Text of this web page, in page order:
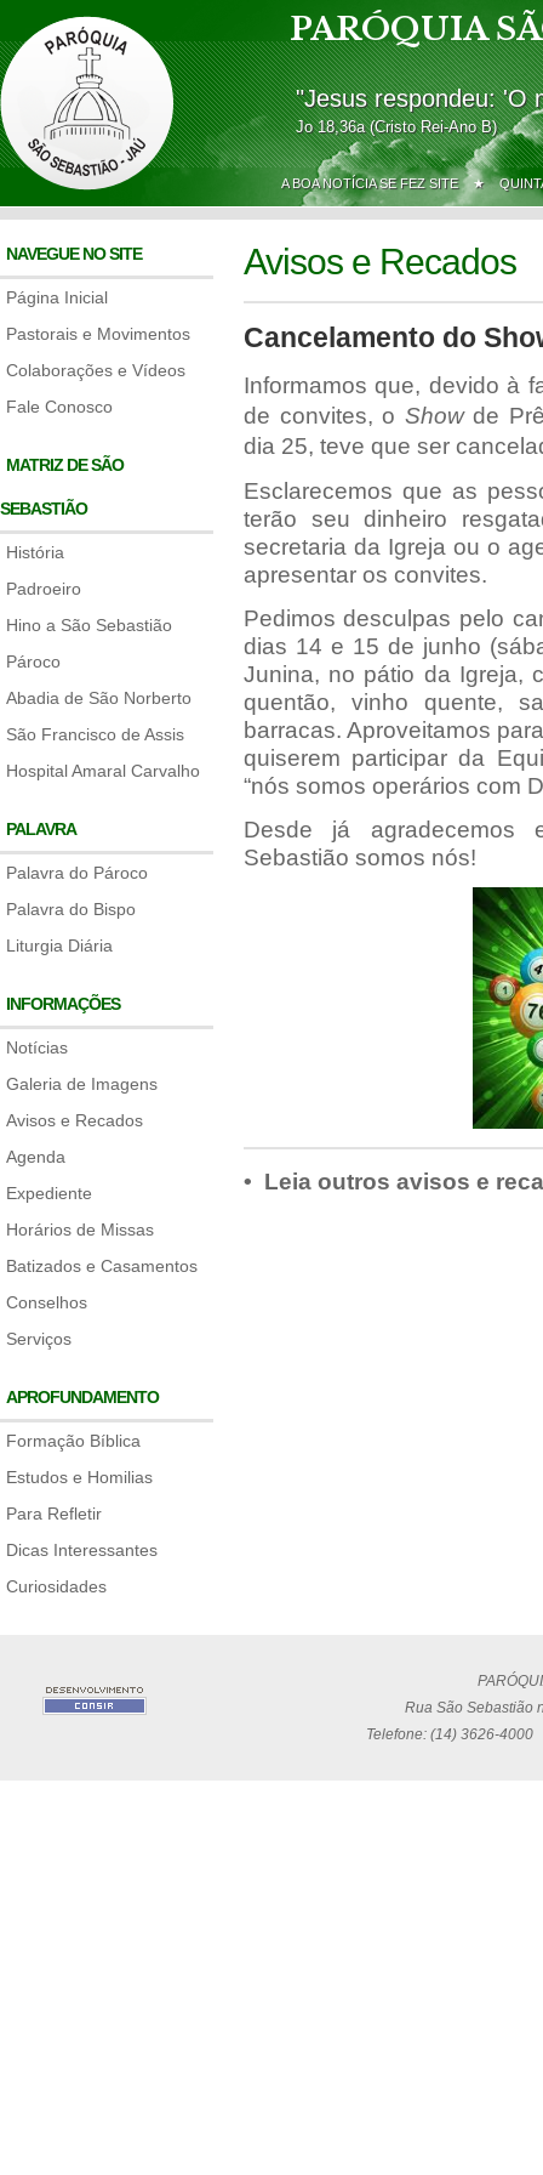
PARÓQUIA
"Jesus respondeu: 'O
Jo 18,36a (Cristo Rei-Ano B)
A BOA NOTÍCIA SE FEZ SITE ★
NAVEGUE NO SITE
Página Inicial
Pastorais e Movimentos
Colaborações e Vídeos
Fale Conosco
MATRIZ DE SÃO
SEBASTIÃO
História
Padroeiro
Hino a São Sebastião
Pároco
Abadia de São Norberto
São Francisco de Assis
Hospital Amaral Carvalho
PALAVRA
Palavra do Pároco
Palavra do Bispo
Liturgia Diária
INFORMAÇÕES
Notícias
Galeria de Imagens
Avisos e Recados
Agenda
Expediente
Horários de Missas
Batizados e Casamentos
Conselhos
Serviços
APROFUNDAMENTO
Formação Bíblica
Estudos e Homilias
Para Refletir
Dicas Interessantes
Curiosidades
Avisos e Recados
Cancelamento do
Informamos que, devido à
de convites, o Showde
dia 25, teve que ser
Esclarecemos que as
terão seu dinheiro
secretaria da Igreja ou o
apresentar os convites.
Pedimos desculpas pelo
dias 14 e 15 de junho
Junina, no pátio da Igreja,
quentão, vinho quente,
barracas. Aproveitamos
quiserem participar da
“nós somos operários com
Desde já agradecemos
Sebastião somos nós!
• Leia outros avisos e
Rua São Sebastião
Telefone: (14) 3626-